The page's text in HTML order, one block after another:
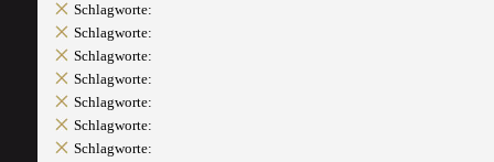
Schlagworte:
Schlagworte:
Schlagworte:
Schlagworte:
Schlagworte:
Schlagworte:
Schlagworte: